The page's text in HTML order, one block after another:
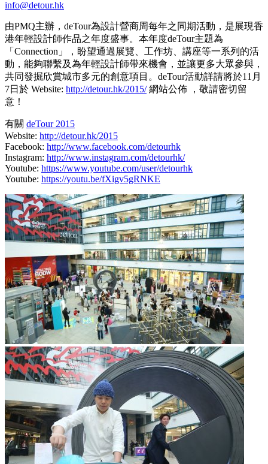
info@detour.hk
由PMQ主辦，deTour為設計營商周每年之同期活動，是展現香
港年輕設計師作品之年度盛事。本年度deTour主題為
「Connection」，盼望通過展覽、工作坊、講座等一系列的活
動，能夠聯繫及為年輕設計師帶來機會，並讓更多大眾參與，
共同發掘欣賞城市多元的創意項目。deTour活動詳請將於11月
7日於 Website: http://detour.hk/2015/網站公佈 ，敬請密切留
意！
有關 deTour 2015
Website: http://detour.hk/2015
Facebook: http://www.facebook.com/detourhk
Instagram: http://www.instagram.com/detourhk/
Youtube: https://www.youtube.com/user/detourhk
Youtube: https://youtu.be/fXigv5gRNKE